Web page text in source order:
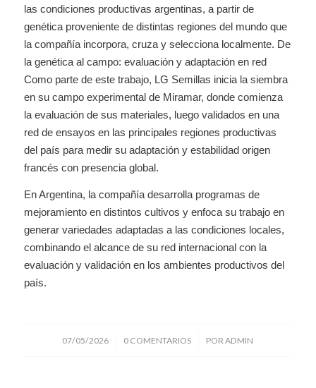
las condiciones productivas argentinas, a partir de
genética proveniente de distintas regiones del mundo que
la compañía incorpora, cruza y selecciona localmente. De
la genética al campo: evaluación y adaptación en red
Como parte de este trabajo, LG Semillas inicia la siembra
en su campo experimental de Miramar, donde comienza
la evaluación de sus materiales, luego validados en una
red de ensayos en las principales regiones productivas
del país para medir su adaptación y estabilidad origen
francés con presencia global.
En Argentina, la compañía desarrolla programas de
mejoramiento en distintos cultivos y enfoca su trabajo en
generar variedades adaptadas a las condiciones locales,
combinando el alcance de su red internacional con la
evaluación y validación en los ambientes productivos del
país.
07/05/2026
/ 0 COMENTARIOS
/ PORADMIN